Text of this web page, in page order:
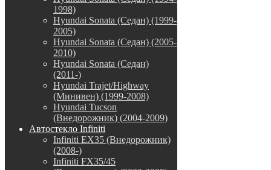
1998)
Hyundai Sonata (Седан) (1999-
2005)
Hyundai Sonata (Седан) (2005-
2010)
Hyundai Sonata (Седан)
(2011-)
Hyundai Trajet/Highway
(Минивен) (1999-2008)
Hyundai Tucson
(Внедорожник) (2004-2009)
Автостекло Infiniti
Infiniti EX35 (Внедорожник)
(2008-)
Infiniti FX35/45